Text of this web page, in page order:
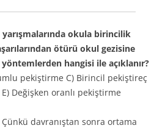
yarışmalarında okula birincilik
ötürü okul gezisine
hangisi ile açıklanır?
pekiştirme C) Birincil pekiştireç
Değişken oranlı pekiştirme
Çünkü davranıştan sonra ortama